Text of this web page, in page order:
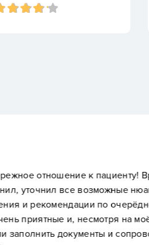
Врач провёл приём и
и по итогу приёма
процедур.
моё опоздание,
во время